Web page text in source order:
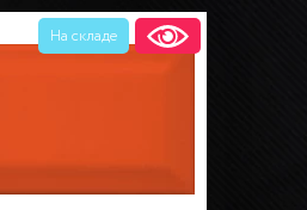
На складе